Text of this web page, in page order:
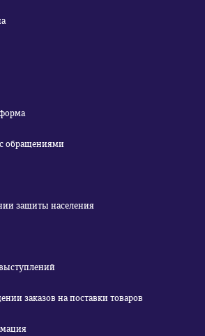
обращениями
защиты населения
заказов на поставки товаров